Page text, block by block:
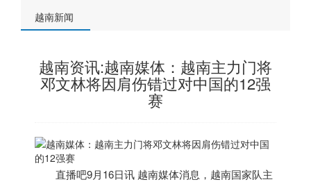
越南新闻
越南资讯:越南媒体：越南主力门将
邓文林将因肩伤错过对中国的12强
赛
直播吧9月16日讯 越南媒体消息， 越南国家队主